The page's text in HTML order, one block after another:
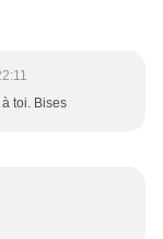
toi. Bises